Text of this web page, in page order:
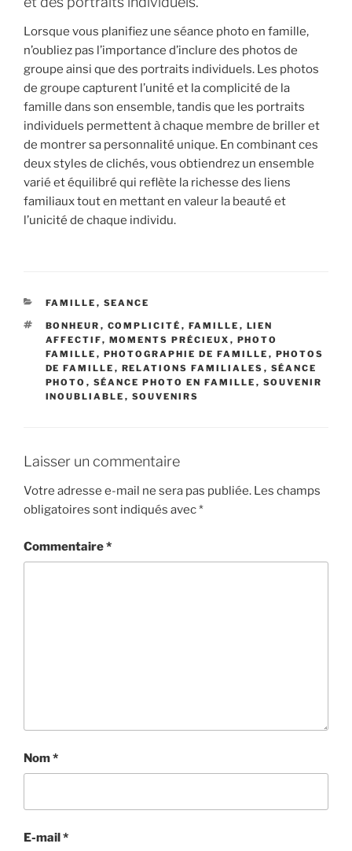
Lorsque vous planifiez une séance photo en famille,
n’oubliez pas l’importance d’inclure des photos de
groupe ainsi que des portraits individuels. Les photos
de groupe capturent l’unité et la complicité de la
famille dans son ensemble, tandis que les portraits
individuels permettent à chaque membre de briller et
de montrer sa personnalité unique. En combinant ces
deux styles de clichés, vous obtiendrez un ensemble
varié et équilibré qui reflète la richesse des liens
familiaux tout en mettant en valeur la beauté et
l’unicité de chaque individu.
CATÉGORIES
FAMILLE , SEANCE
ÉTIQUETTES
BONHEUR , COMPLICITÉ , FAMILLE , LIEN
AFFECTIF, MOMENTS PRÉCIEUX , PHOTO
FAMILLE , PHOTOGRAPHIE DE FAMILLE , PHOTOS
DE FAMILLE , RELATIONS FAMILIALES , SÉANCE
PHOTO , SÉANCE PHOTO EN FAMILLE , SOUVENIR
INOUBLIABLE , SOUVENIRS
Laisser un commentaire
Votre adresse e-mail ne sera pas publiée. Les champs
obligatoires sont indiqués avec*
Commentaire*
Nom*
E-mail*